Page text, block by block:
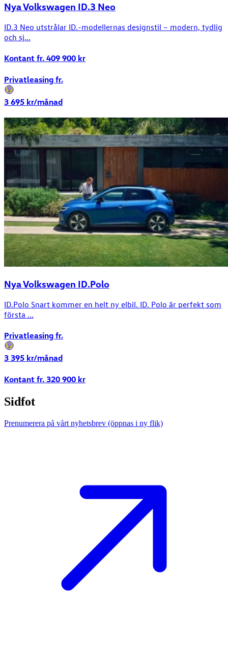
Nya Volkswagen ID.3 Neo
ID.3 Neo utstrålar ID.-modellernas designstil – modern, tydlig
och sj...
Kontant fr. 409 900 kr
Privatleasing fr.
3 695 kr/månad
Nya Volkswagen ID.Polo
ID.Polo Snart kommer en helt ny elbil. ID. Polo är perfekt som
första ...
Privatleasing fr.
3 395 kr/månad
Kontant fr. 320 900 kr
Sidfot
Prenumerera på vårt nyhetsbrev (öppnas i ny flik)